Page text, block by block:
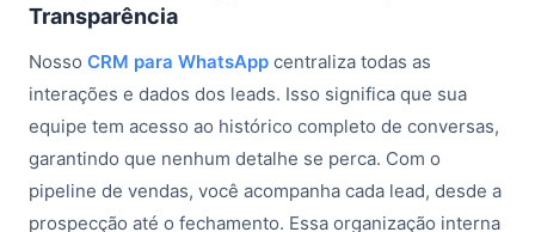
Transparência
Nosso CRM para WhatsApp centraliza todas as
interações e dados dos leads. Isso significa que sua
equipe tem acesso ao histórico completo de conversas,
garantindo que nenhum detalhe se perca. Com o
pipeline de vendas, você acompanha cada lead, desde a
prospecção até o fechamento. Essa organização interna